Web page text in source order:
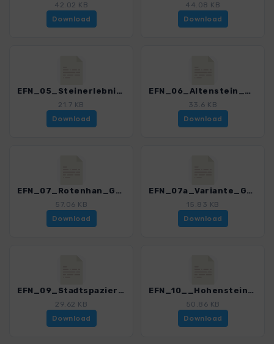
42.02 KB
Download
44.08 KB
Download
EFN_05_Steinerlebnispfad_Maroldsweisach_3151_2.gpx
21.7 KB
Download
EFN_06_Altenstein_Diebskeller_3151_2.gpx
33.6 KB
Download
EFN_07_Rotenhan_Gereuth_3151_2.gpx
57.06 KB
Download
EFN_07a_Variante_Gereuth_3151_2.gpx
15.83 KB
Download
EFN_09_Stadtspaziergang_Bamberg_3151_2.gpx
29.62 KB
Download
EFN_10__Hohenstein_Ahorn_3151_2.gpx
50.86 KB
Download